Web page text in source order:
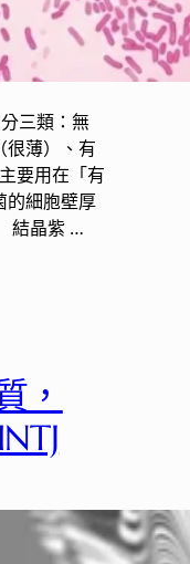
三類：無
很薄）、有
要用在「有
的細胞壁厚
結晶紫 …
，